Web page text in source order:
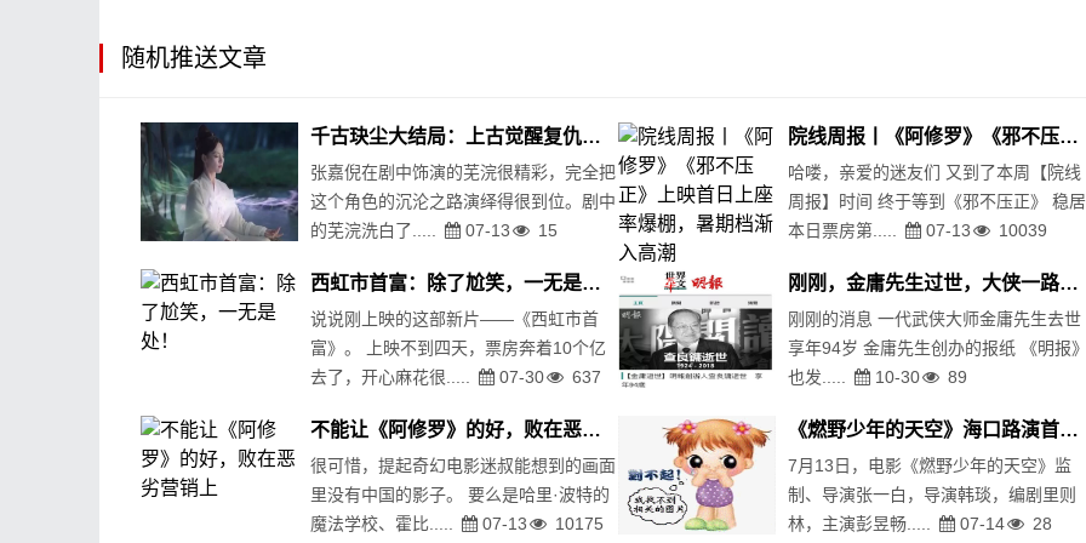
随机推送文章
院线周报丨《阿修罗》《邪不压正》上映首日上座率爆棚，暑期档渐入高潮
哈喽，亲爱的迷友们 又到了本周【院线
周报】时间 终于等到《邪不压正》 稳居
本日票房第.....
07-13 10039
千古玦尘大结局：上古觉醒复仇，芜浣凄惨满头白发，暮光化作石像
张嘉倪在剧中饰演的芜浣很精彩，完全把
这个角色的沉沦之路演绎得很到位。剧中
的芜浣洗白了.....
07-13 15
刚刚，金庸先生过世，大侠一路走好！
刚刚的消息 一代武侠大师金庸先生去世
享年94岁 金庸先生创办的报纸 《明报
也发.....
10-30 89
西虹市首富：除了尬笑，一无是处！
说说刚上映的这部新片——《西虹市首
富》。 上映不到四天，票房奔着10个亿
去了，开心麻花很.....
07-30 637
《燃野少年的天空》海口路演首发《致未来的我》MV 回忆拉满燃野少年重聚椰城
7月13日，电影《燃野少年的天空》监
制、导演张一白，导演韩琰，编剧里则
林，主演彭昱畅.....
07-14 28
不能让《阿修罗》的好，败在恶劣营销上
很可惜，提起奇幻电影迷叔能想到的画面
里没有中国的影子。 要么是哈里·波特的
魔法学校、霍比.....
07-13 10175